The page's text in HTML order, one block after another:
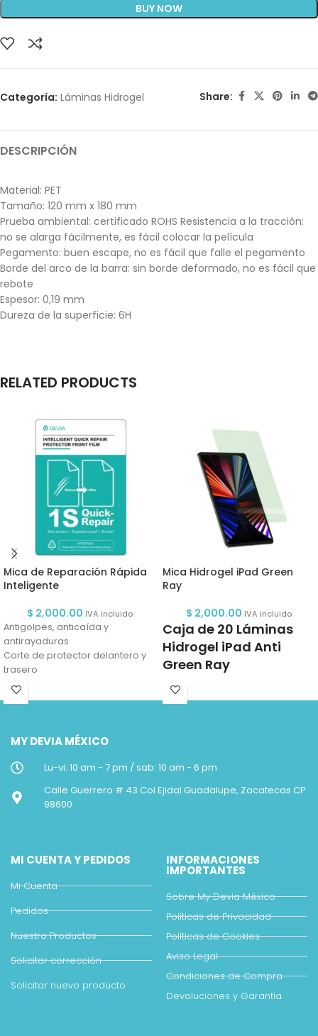
BUY NOW
Categoría: Láminas Hidrogel Share:
DESCRIPCIÓN
Material: PET
Tamaño: 120 mm x 180 mm
Prueba ambiental: certificado ROHS Resistencia a la tracción:
no se alarga fácilmente, es fácil colocar la película
Pegamento: buen escape, no es fácil que falle el pegamento
Borde del arco de la barra: sin borde deformado, no es fácil que
rebote
Espesor: 0,19 mm
Dureza de la superficie: 6H
RELATED PRODUCTS
Mica de Reparación Rápida
Inteligente
$ 2,000.00 IVA incluido
Antigolpes, anticaída y
antirayaduras
Corte de protector delantero y
trasero
Alta duración y protección de la
pantalla
de corte.
Mica Hidrogel iPad Green
Ray
$ 2,000.00 IVA incluido
Caja de 20 Láminas
Hidrogel iPad Anti
Green Ray
Protege la vista de los rayos
azules de las pantallas
pantalla
MY DEVIA MÉXICO
Lu-vi: 10 am - 7 pm / sab: 10 am - 6 pm
Calle Guerrero # 43 Col Ejidal Guadalupe, Zacatecas CP
98600
MI CUENTA Y PEDIDOS
Mi Cuenta
Pedidos
Nuestro Productos
Solicitar corrección
Solicitar nuevo producto
INFORMACIONES
IMPORTANTES
Sobre My Devia México
Políticas de Privacidad
Políticas de Cookies
Aviso Legal
Condiciones de Compra
Devoluciones y Garantía